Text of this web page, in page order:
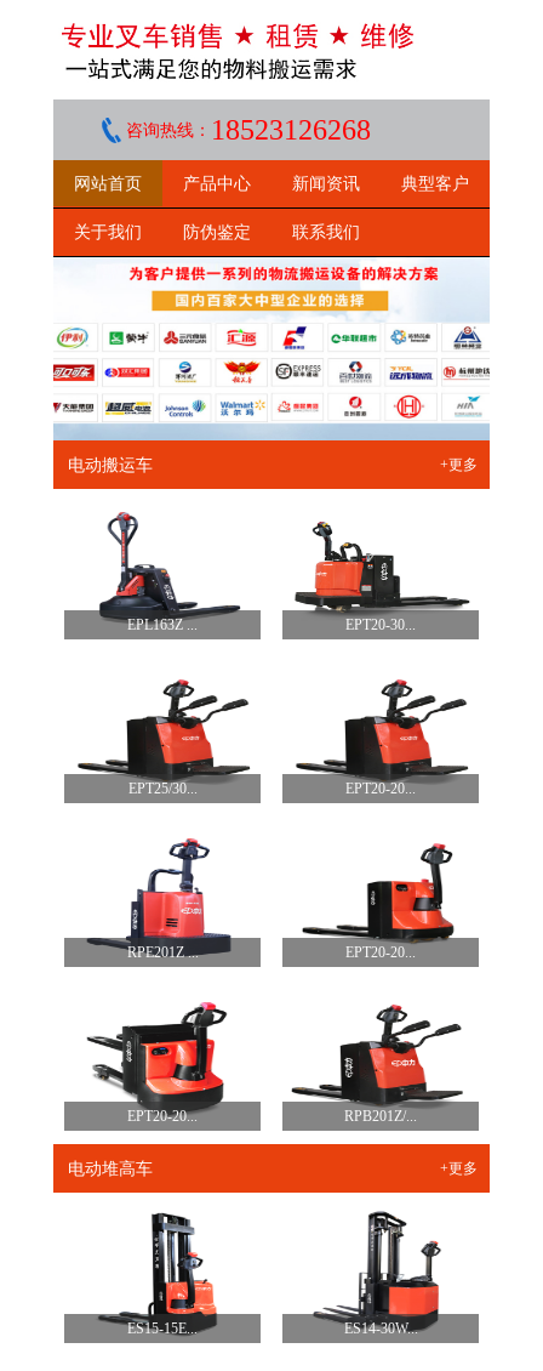
咨询热线： 18523126268
网站首页 产品中心 新闻资讯 典型客户
关于我们 防伪鉴定 联系我们
电动搬运车 +更多
EPL163Z ... EPT20-30...
EPT25/30... EPT20-20...
RPE201Z ... EPT20-20...
EPT20-20... RPB201Z/...
电动堆高车 +更多
ES15-15E... ES14-30W...